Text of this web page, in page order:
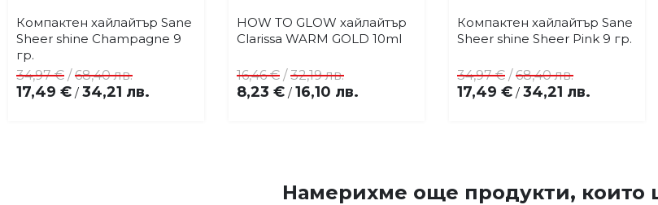
Добави
в
Купи
Компактен хайлайтър Sane
Sheer shine Champagne 9
гр.
17,49 € / 34,21 лв.
34,97 € /68,40 лв.
Добави
в
Купи
HOW TO GLOW хайлайтър
Clarissa WARM GOLD 10ml
8,23 € / 16,10 лв.
16,46 € /32,19 лв.
Добави
в
Купи
Компактен хайлайтър Sane
Sheer shine Sheer Pink 9 гр.
17,49 € / 34,21 лв.
34,97 € /68,40 лв.
Намерихме още продукти, които